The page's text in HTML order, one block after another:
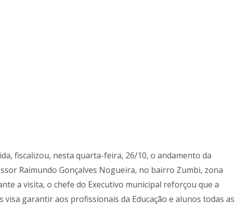
fiscalizou, nesta quarta-feira, 26/10, o andamento da
Raimundo Gonçalves Nogueira, no bairro Zumbi, zona
a visita, o chefe do Executivo municipal reforçou que a
visa garantir aos profissionais da Educação e alunos todas as